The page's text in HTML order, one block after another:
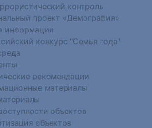
контроль
проект «Демография»
информации
конкурс "Семья года"
рекомендации
материалы
объектов
объектов